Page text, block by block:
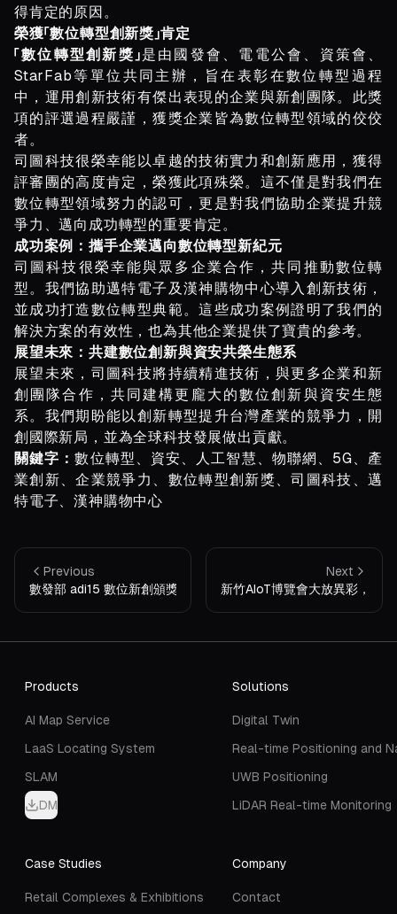
得肯定的原因。
榮獲「數位轉型創新獎」肯定
「數位轉型創新獎」是由國發會、電電公會、資策會、
StarFab等單位共同主辦，旨在表彰在數位轉型過程
中，運用創新技術有傑出表現的企業與新創團隊。此獎
項的評選過程嚴謹，獲獎企業皆為數位轉型領域的佼佼
者。
司圖科技很榮幸能以卓越的技術實力和創新應用，獲得
評審團的高度肯定，榮獲此項殊榮。這不僅是對我們在
數位轉型領域努力的認可，更是對我們協助企業提升競
爭力、邁向成功轉型的重要肯定。
成功案例：攜手企業邁向數位轉型新紀元
司圖科技很榮幸能與眾多企業合作，共同推動數位轉
型。我們協助邁特電子及漢神購物中心導入創新技術，
並成功打造數位轉型典範。這些成功案例證明了我們的
解決方案的有效性，也為其他企業提供了寶貴的參考。
展望未來：共建數位創新與資安共榮生態系
展望未來，司圖科技將持續精進技術，與更多企業和新
創團隊合作，共同建構更龐大的數位創新與資安生態
系。我們期盼能以創新轉型提升台灣產業的競爭力，開
創國際新局，並為全球科技發展做出貢獻。
關鍵字：數位轉型、資安、人工智慧、物聯網、5G、產
業創新、企業競爭力、數位轉型創新獎、司圖科技、邁
特電子、漢神購物中心
Previous
數發部 adi15 數位新創頒獎典禮：台灣數位創新能量躍上國際舞台
Next
新竹AIoT博覽會大放異彩，展
Products
AI Map Service
LaaS Locating System
SLAM
DM
Solutions
Digital Twin
Real-time Positioning and
UWB Positioning
LiDAR Real-time Monitoring
Case Studies
Retail Complexes & Exhibitions
Company
Contact